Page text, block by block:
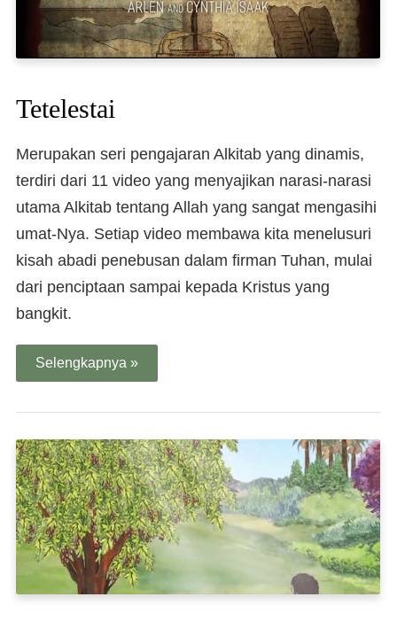
Tetelestai
Merupakan seri pengajaran Alkitab yang dinamis,
terdiri dari 11 video yang menyajikan narasi-narasi
utama Alkitab tentang Allah yang sangat mengasihi
umat-Nya. Setiap video membawa kita menelusuri
kisah abadi penebusan dalam firman Tuhan, mulai
dari penciptaan sampai kepada Kristus yang
bangkit.
Selengkapnya »